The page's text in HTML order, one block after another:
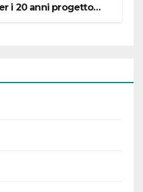
i 20 anni progetto